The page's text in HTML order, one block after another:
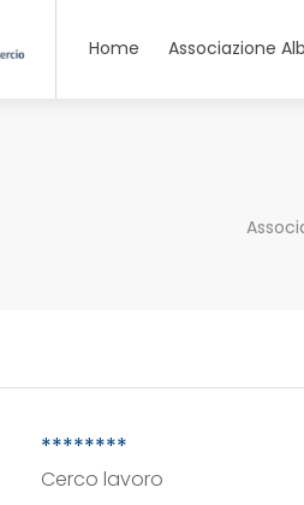
Home Associazione
********
Cerco lavoro